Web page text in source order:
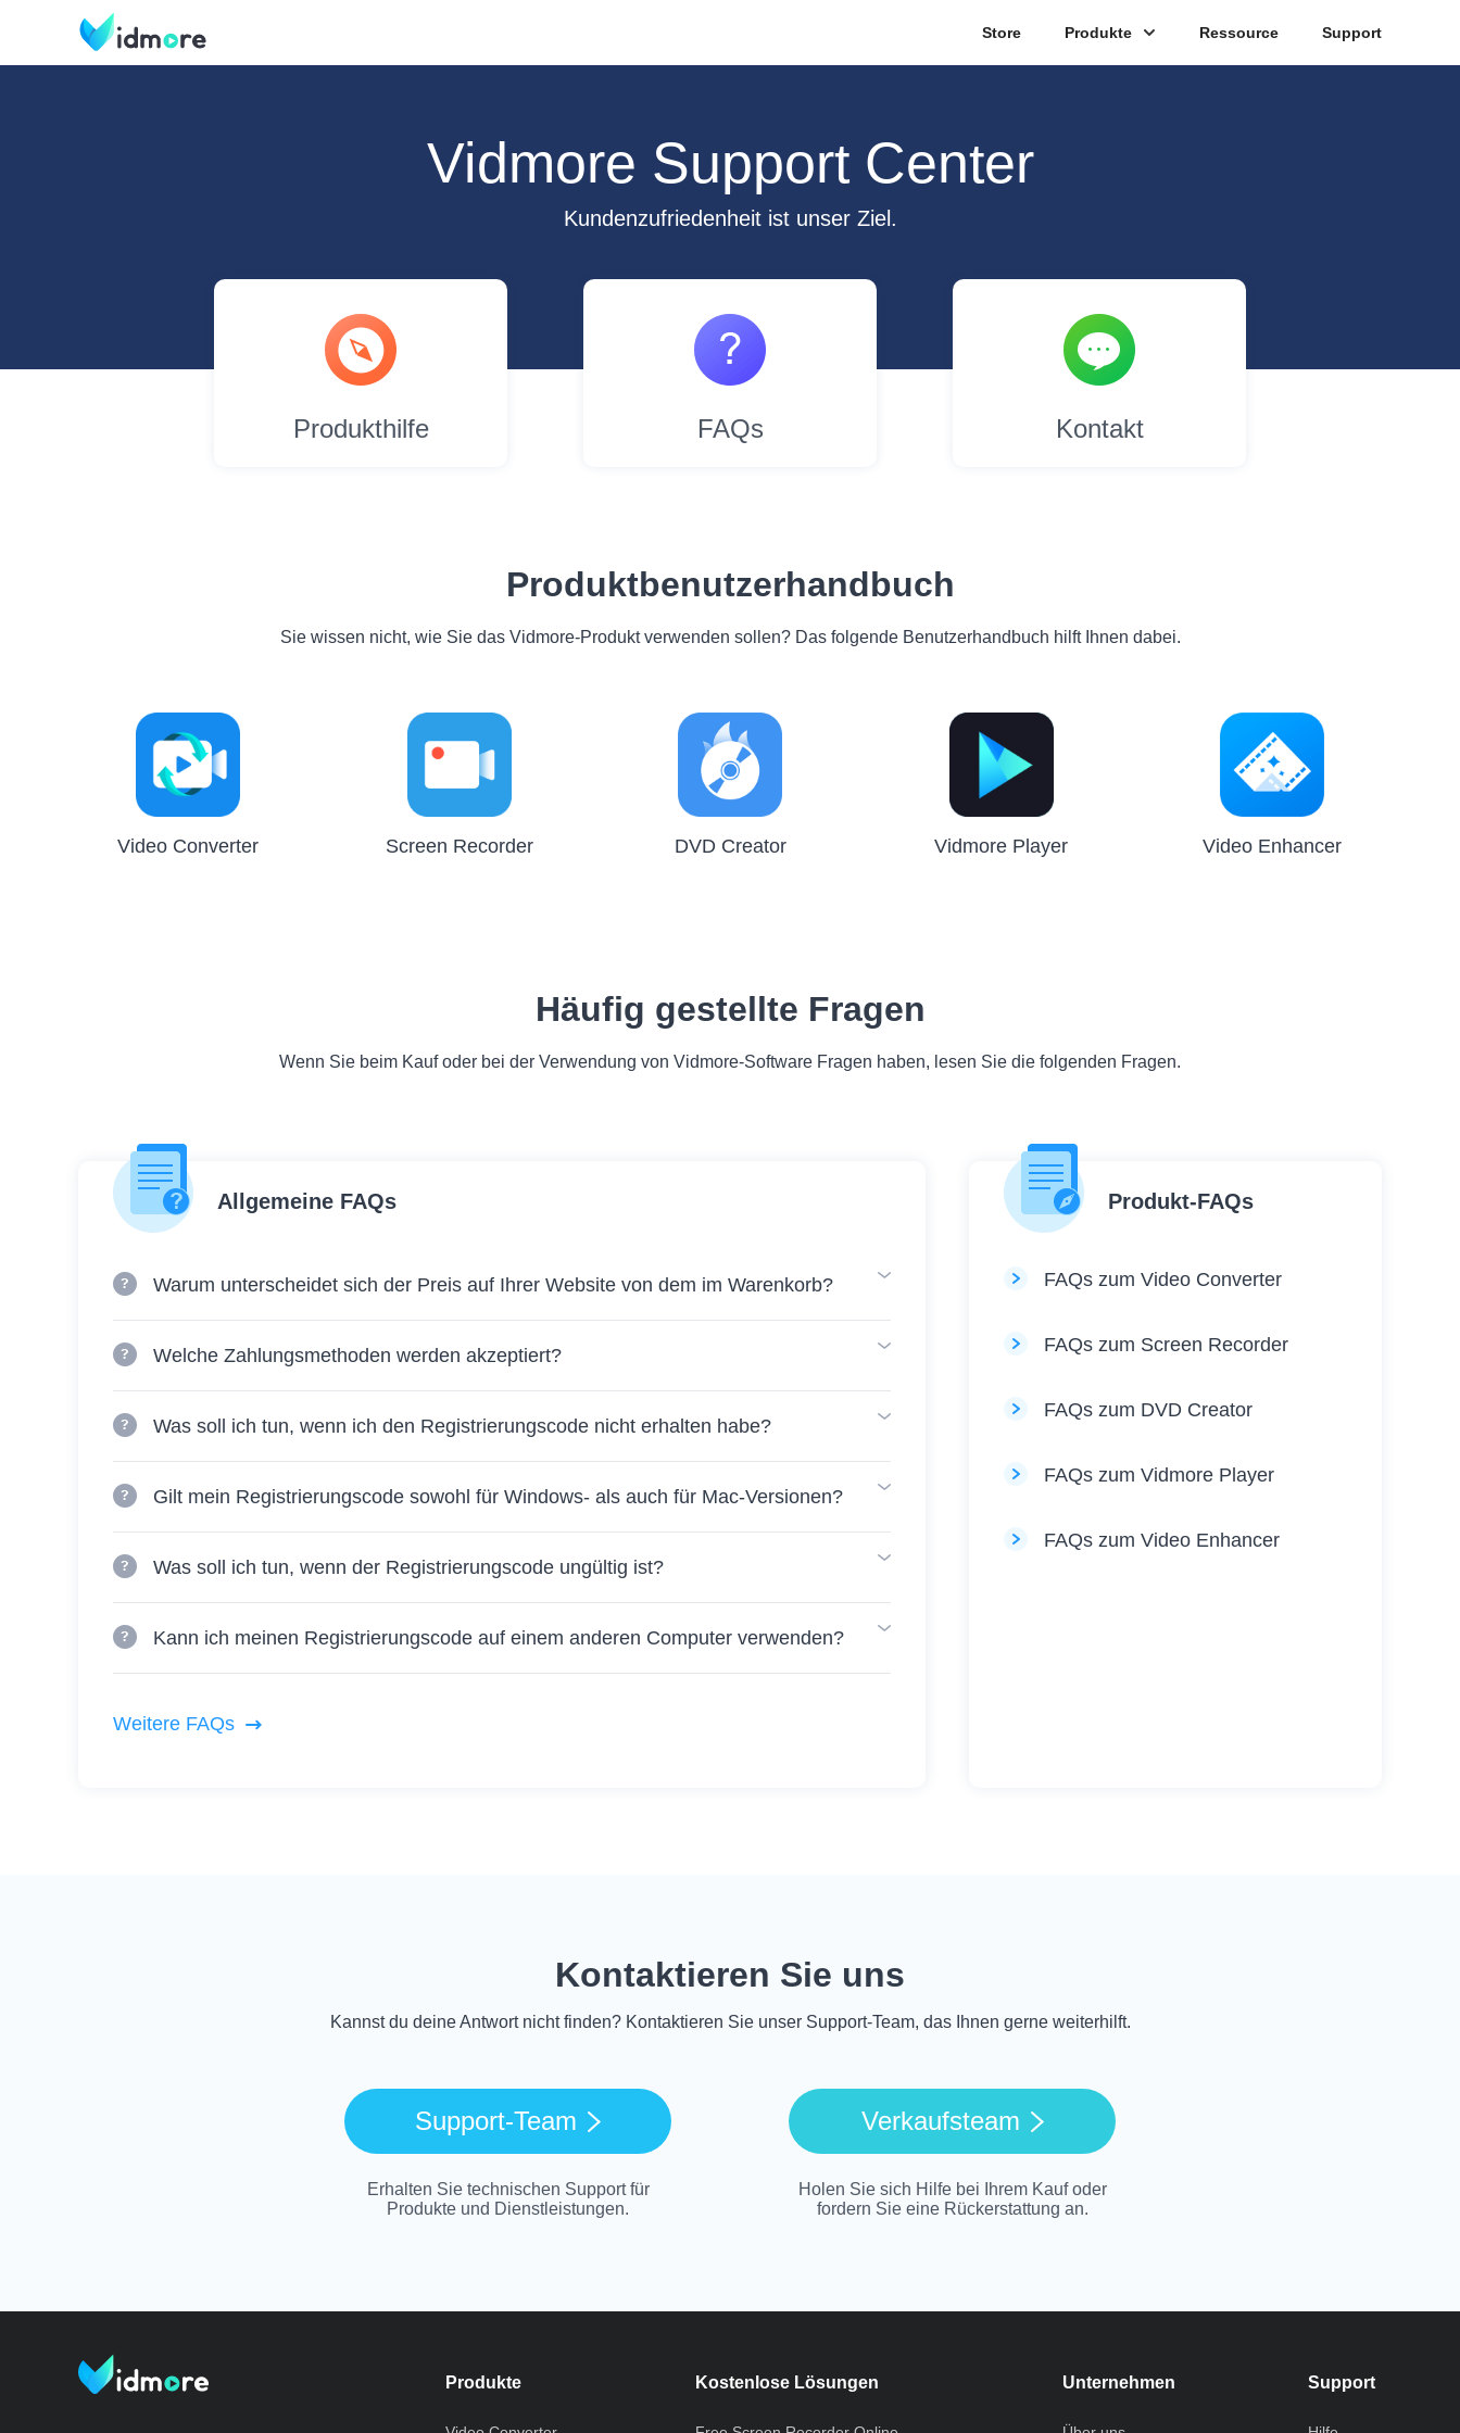
Store Produkte Ressource Support
Vidmore Support Center
Kundenzufriedenheit ist unser Ziel.
Produkthilfe FAQs Kontakt
Produktbenutzerhandbuch
Sie wissen nicht, wie Sie das Vidmore-Produkt verwenden sollen? Das folgende Benutzerhandbuch hilft Ihnen dabei.
Video Converter Screen Recorder DVD Creator Vidmore Player Video Enhancer
Häufig gestellte Fragen
Wenn Sie beim Kauf oder bei der Verwendung von Vidmore-Software Fragen haben, lesen Sie die folgenden Fragen.
Allgemeine FAQs
Warum unterscheidet sich der Preis auf Ihrer Website von dem im Warenkorb?
Welche Zahlungsmethoden werden akzeptiert?
Was soll ich tun, wenn ich den Registrierungscode nicht erhalten habe?
Gilt mein Registrierungscode sowohl für Windows- als auch für Mac-Versionen?
Was soll ich tun, wenn der Registrierungscode ungültig ist?
Kann ich meinen Registrierungscode auf einem anderen Computer verwenden?
Weitere FAQs
Produkt-FAQs
FAQs zum Video Converter
FAQs zum Screen Recorder
FAQs zum DVD Creator
FAQs zum Vidmore Player
FAQs zum Video Enhancer
Kontaktieren Sie uns
Kannst du deine Antwort nicht finden? Kontaktieren Sie unser Support-Team, das Ihnen gerne weiterhilft.
Support-Team
Erhalten Sie technischen Support für
Produkte und Dienstleistungen.
Verkaufsteam
Holen Sie sich Hilfe bei Ihrem Kauf oder
fordern Sie eine Rückerstattung an.
Produkte Kostenlose Lösungen Unternehmen Support